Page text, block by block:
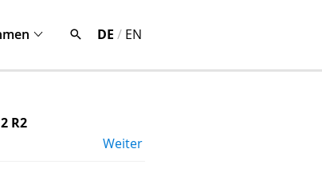
DE / EN
R2
Weiter